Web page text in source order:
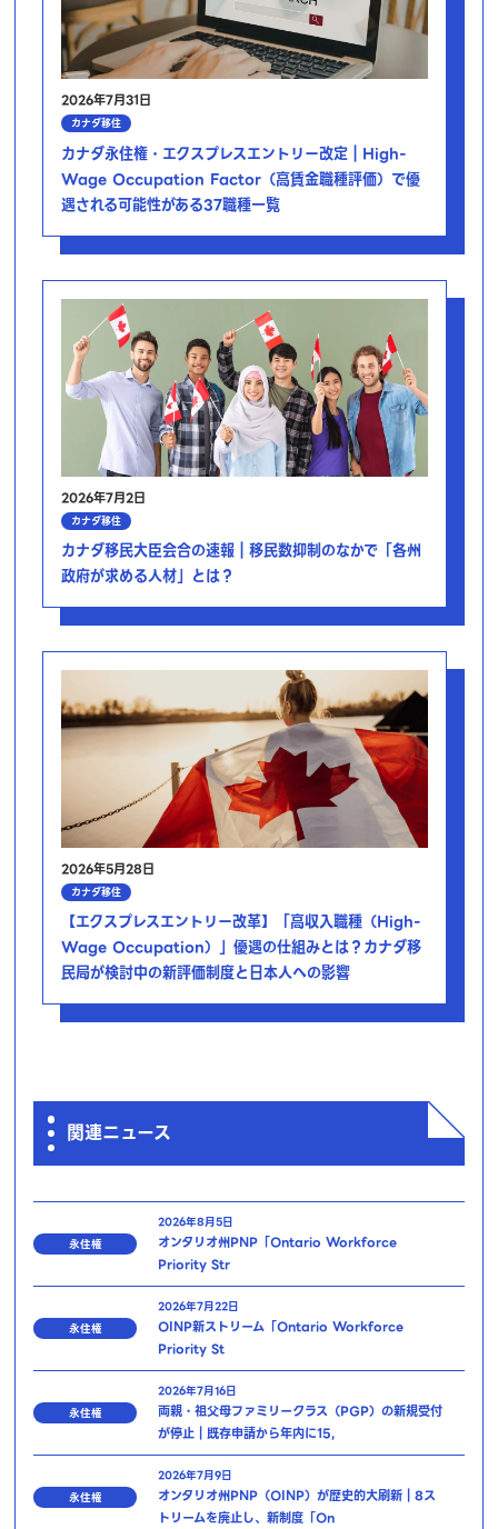
2026年7月31日
カナダ移住
カナダ永住権・エクスプレスエントリー改定｜High-
Wage Occupation Factor（高賃金職種評価）で優
遇される可能性がある37職種一覧
2026年7月2日
カナダ移住
カナダ移民大臣会合の速報｜移民数抑制のなかで「各州
政府が求める人材」とは？
2026年5月28日
カナダ移住
【エクスプレスエントリー改革】「高収入職種（High-
Wage Occupation）」優遇の仕組みとは？カナダ移
民局が検討中の新評価制度と日本人への影響
関連ニュース
永住権
2026年8月5日
オンタリオ州PNP「Ontario Workforce
Priority Str
永住権
2026年7月22日
OINP新ストリーム「Ontario Workforce
Priority St
永住権
2026年7月16日
両親・祖父母ファミリークラス（PGP）の新規受付
が停止｜既存申請から年内に15,
永住権
2026年7月9日
オンタリオ州PNP（OINP）が歴史的大刷新｜8ス
トリームを廃止し、新制度「On